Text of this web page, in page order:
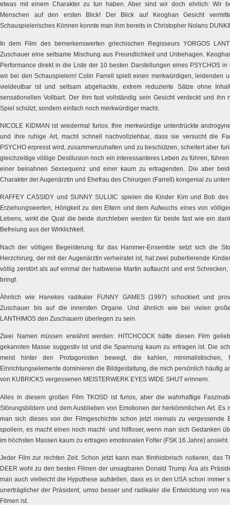
etwas mit einem Charakter zu tun haben. Aber sind wir doch ehrlich: Wir
Menschen auf den ersten Blick! Der Blick auf Keoghan Gesicht
Schauspielerisches Können konnte man ihm bereits in Christopher Nolans
In dem Film des bemerkenswerten griechischen Regisseurs YORGOS
Zuschauer eine seltsame Mischung aus Freundlichkeit und Unbehagen.
Performance direkt in die Liste der 10 besten Darstellungen eines PSYCHOS
wir bei den Schauspielern! Colin Farrell spielt einen merkwürdigen, leidenden
vieldeutbar ist und seltsam abgehackte, extrem reduzierte Sätze ohne
sensationellen Vollbart. Der ihm fast vollständig sein Gesicht verdeckt und ihn
Spiel schützt, sondern einfach noch merkwürdiger macht.
NICOLE KIDMAN ist wiedermal furios. Ihre merkwürdige unterdrückte
und ihre ruhige Art, macht schnell nachvollziehbar, dass sie versucht die
PSYCHO erpresst wird, zusammenzuhalten und zu beschützen, scheitert aber
gleichzeitige völlige Desillusion noch ein interessanteres Leben zu führen,
einer beinahnen Sexsequenz und einer kaum zu ertragenden. Die aber
Charakter der Augenärztin und Ehefrau des Chirurgen (Farrell) kongenial zu
RAFFEY CASSIDY und SUNNY SULIJIC spielen die Kinder Kim und Bob
Erziehungswerten, Hörigkeit zu den Eltern und dem Aufwuchs eines von
Lebens, wirkt die Qual die beide durchleben werden für beide fast wie ein
Befreiung aus der Wirklichkeit.
Nach der völligen Begeisterung für das Hammer-Ensemble setzt sich die
Herzchirurg, der mit der Augenärztin verheiratet ist, hat zwei pubertierende
völlig zerstört als auf einmal der halbweise Martin auftaucht und erst
bringt.
Ähnlich wie Hanekes radikaler FUNNY GAMES (1997) schockiert und
Zuschauer bis auf die innersten Organe. Und ähnlich wie bei vielen
LANTHIMOS den Zuschauern überlegen zu sein.
Zwei Namen müssen erwähnt werden: HITCHCOCK hätte diesen Film
gekannten Masse suggestiv ist und die Spannung kaum zu ertragen ist. Die
meist hinter den Protagonisten bewegt, die kahlen, minimalistischen,
Einrichtungselemente dominieren die Bildgestaltung, die mich persönlich häufig
von KUBRICKS vergessenen MEISTERWERK EYES WIDE SHUT erinnern.
Alles in diesem großen Film TKOSD ist furios, aber die wahrhaftige
Störungsbildern und dem Ausblieben von Emotionen der herkömmlichen Art. Es
man sich dieses von der Filmgeschichte schon jetzt niemals zu vergessende
spoilern, es macht einen noch macht- und hilfloser, wenn man sich Gedanken
im höchsten Massen kaum zu ertragen emotionalen Folter (FSK 16 Jahre) ansieht.
Jeder Film zur rechten Zeit. Schon jetzt kann man filmhistorisch notieren, das
DEER wohl zu den besten Filmen der unsagbaren Donald Trump Ära als
man auch vielleicht die Hypothese aufstellen, dass es in den USA schon immer
unerträglicher der Präsident, umso besser und radikaler die Entwicklung von
Filmen ist.